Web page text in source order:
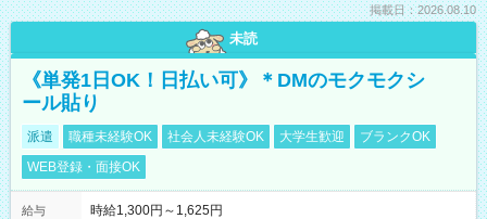
掲載日：2026.08.10
未読
《単発1日OK！日払い可》＊DMのモクモクシ
ール貼り
派遣 職種未経験OK 社会人未経験OK 大学生歓迎
ブランクOK
WEB登録・面接OK
給与
時給1,300円～1,625円